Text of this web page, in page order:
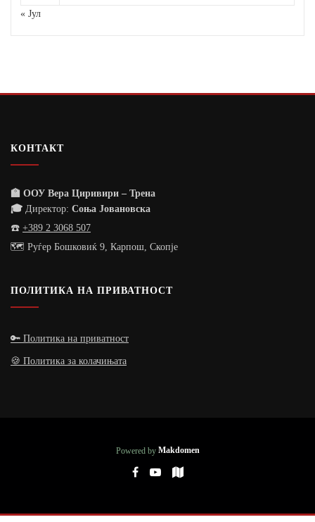
« Јул
КОНТАКТ
🏫 ООУ Вера Циривири – Трена
🎓 Директор: Соња Јовановска
☎️ +389 2 3068 507
🗺️ Руѓер Бошковиќ 9, Карпош, Скопје
ПОЛИТИКА НА ПРИВАТНОСТ
🔑 Политика на приватност
🍪 Политика за колачињата
Powered by Makdomen